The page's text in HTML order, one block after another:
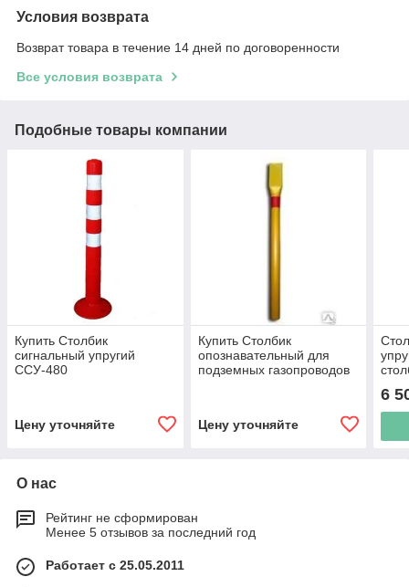
Условия возврата
Возврат товара в течение 14 дней по договоренности
Все условия возврата
Подобные товары компании
Купить Столбик
сигнальный упругий
ССУ-480
Цену уточняйте
Купить Столбик
опознавательный для
подземных газопроводов
Цену уточняйте
6
О нас
Рейтинг не сформирован
Менее 5 отзывов за последний год
Работает с 25.05.2011